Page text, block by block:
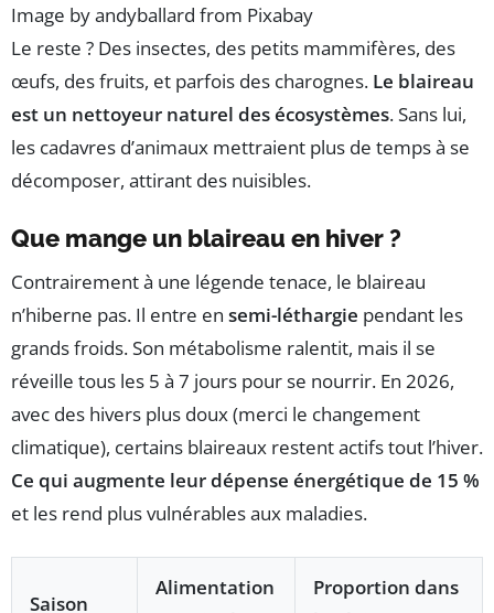
Image by andyballard from Pixabay
Le reste ? Des insectes, des petits mammifères, des
œufs, des fruits, et parfois des charognes. Le blaireau
est un nettoyeur naturel des écosystèmes. Sans lui,
les cadavres d’animaux mettraient plus de temps à se
décomposer, attirant des nuisibles.
Que mange un blaireau en hiver ?
Contrairement à une légende tenace, le blaireau
n’hiberne pas. Il entre en semi-léthargie pendant les
grands froids. Son métabolisme ralentit, mais il se
réveille tous les 5 à 7 jours pour se nourrir. En 2026,
avec des hivers plus doux (merci le changement
climatique), certains blaireaux restent actifs tout l’hiver.
Ce qui augmente leur dépense énergétique de 15 %
et les rend plus vulnérables aux maladies.
Saison
Alimentation
Proportion dans